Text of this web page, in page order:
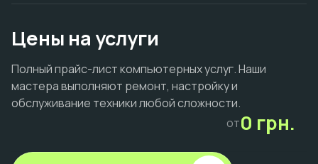
Цены на услуги
Полный прайс-лист компьютерных услуг. Наши
мастера выполняют ремонт, настройку и
обслуживание техники любой сложности.
от0 грн.